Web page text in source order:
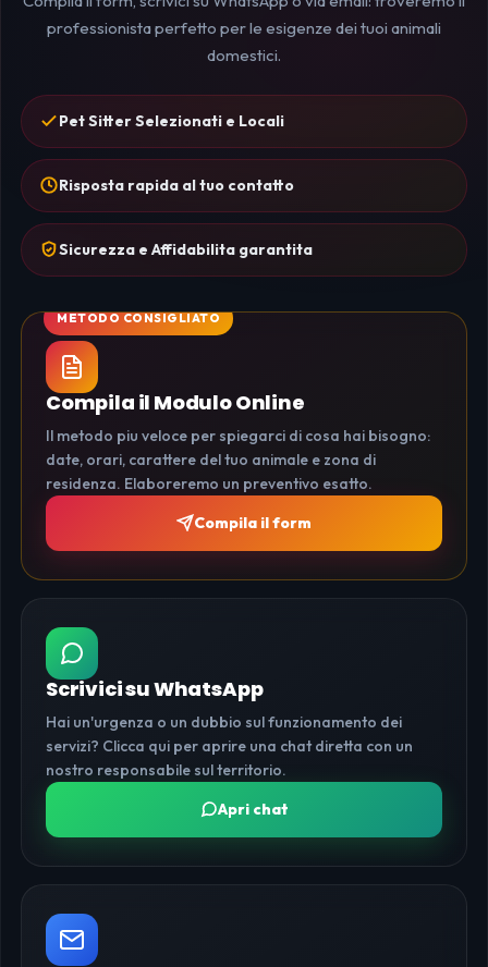
professionista perfetto per le esigenze dei tuoi animali
domestici.
Pet Sitter Selezionati e Locali
Risposta rapida al tuo contatto
Sicurezza e Affidabilita garantita
Compila il Modulo Online
Il metodo piu veloce per spiegarci di cosa hai bisogno:
date, orari, carattere del tuo animale e zona di
residenza. Elaboreremo un preventivo esatto.
Compila il form
Scrivici su WhatsApp
Hai un'urgenza o un dubbio sul funzionamento dei
servizi? Clicca qui per aprire una chat diretta con un
nostro responsabile sul territorio.
Apri chat